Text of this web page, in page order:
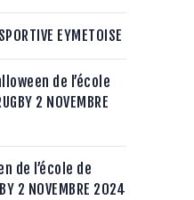
EYMETOISE
de l’école
2 NOVEMBRE
de l’école de
2 NOVEMBRE 2024